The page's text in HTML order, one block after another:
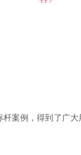
案例，得到了广大